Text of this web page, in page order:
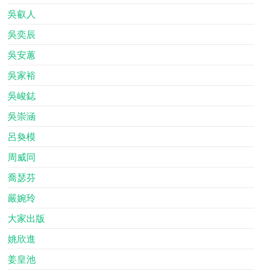
吳叡人
吳奕辰
吳安蕙
吳家裕
吳峻鋕
吳崇涵
呂奐模
周威同
喬瑟芬
嚴婉玲
大家出版
姚欣進
姜皇池